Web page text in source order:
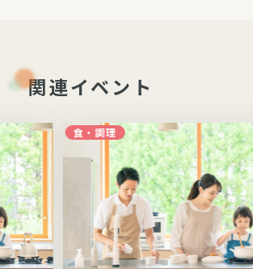
関連イベント
食・調理